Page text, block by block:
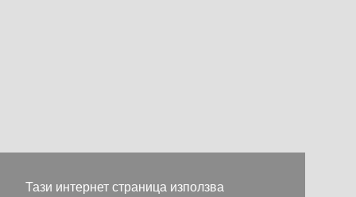
Тази интернет страница използва